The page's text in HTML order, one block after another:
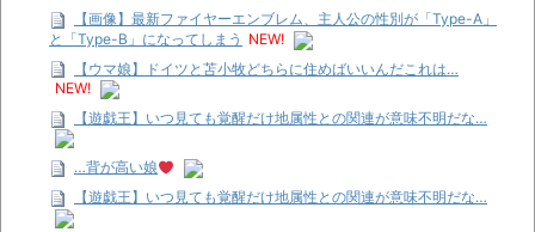
【画像】最新ファイヤーエンブレム、主人公の性別が「Type-A」
と「Type-B」になってしまう NEW!
【ウマ娘】ドイツと苫小牧どちらに住めばいいんだこれは…
NEW!
【遊戯王】いつ見ても覚醒だけ地属性との関連が意味不明だな…
…背が高い娘
【遊戯王】いつ見ても覚醒だけ地属性との関連が意味不明だな…